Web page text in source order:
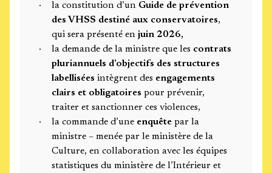
la constitution d’un Guide de prévention
des VHSS destiné aux conservatoires,
qui sera présenté en juin 2026,
la demande de la ministre que les contrats
pluriannuels d’objectifs des structures
labellisées intègrent des engagements
clairs et obligatoires pour prévenir,
traiter et sanctionner ces violences,
la commande d’une enquête par la
ministre – menée par le ministère de la
Culture, en collaboration avec les équipes
statistiques du ministère de l’Intérieur et